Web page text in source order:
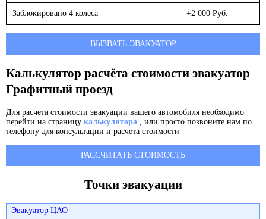
Заблокировано 4 колеса +2 000 Руб.
ВЫЗВАТЬ ЭВАКУАТОР
Калькулятор расчёта стоимости эвакуатор
Графитный проезд
Для расчета стоимости эвакуации вашего автомобиля необходимо
перейти на страницу калькулятора , или просто позвоните нам по
телефону для консультации и расчета стоимости
РАССЧИТАТЬ СТОИМОСТЬ
Точки эвакуации
Эвакуатор ЦАО